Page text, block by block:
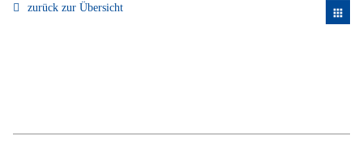
zurück zur Übersicht apps